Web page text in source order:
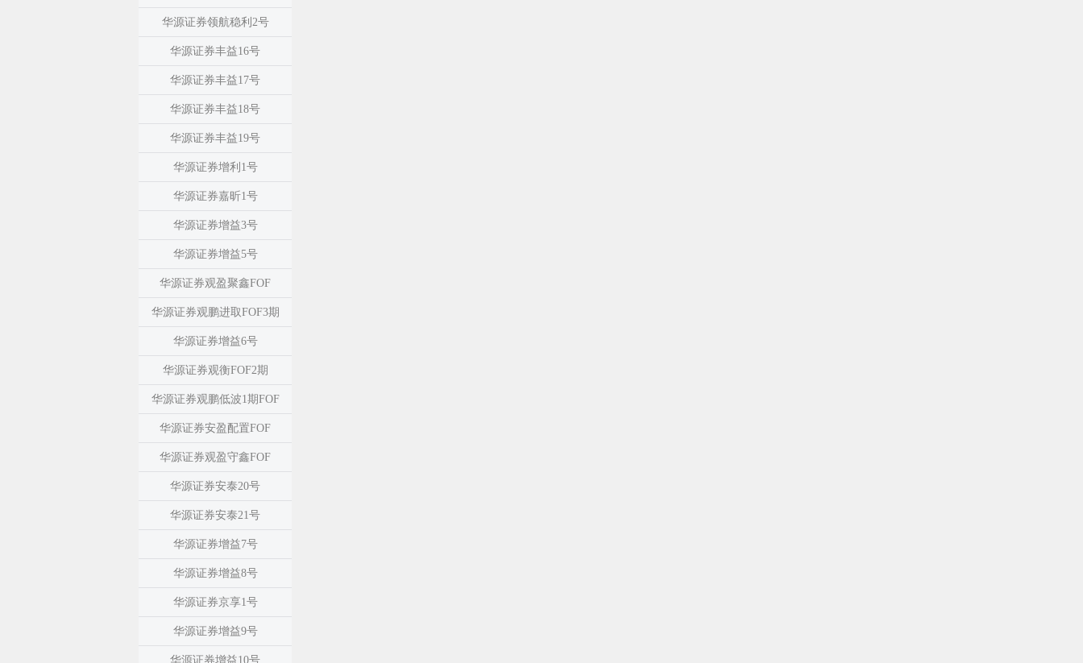
华源证券领航稳利2号
华源证券丰益16号
华源证券丰益17号
华源证券丰益18号
华源证券丰益19号
华源证券增利1号
华源证券嘉昕1号
华源证券增益3号
华源证券增益5号
华源证券观盈聚鑫FOF
华源证券观鹏进取FOF3期
华源证券增益6号
华源证券观衡FOF2期
华源证券观鹏低波1期FOF
华源证券安盈配置FOF
华源证券观盈守鑫FOF
华源证券安泰20号
华源证券安泰21号
华源证券增益7号
华源证券增益8号
华源证券京享1号
华源证券增益9号
华源证券增益10号